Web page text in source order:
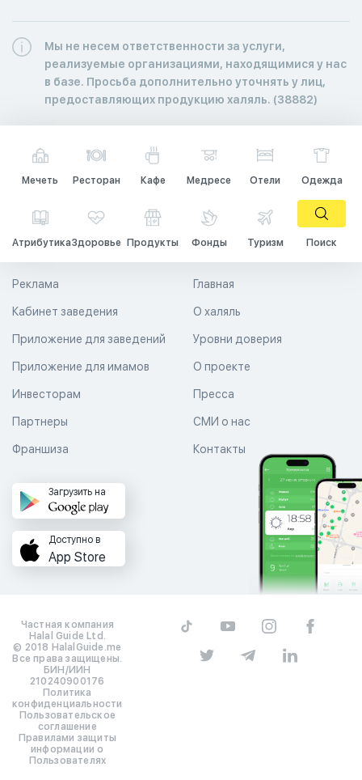
Мы не несем ответственности за услуги,
реализуемые организациями, находящимися у нас
в базе. Просьба дополнительно уточнять у лиц,
предоставляющих продукцию халяль. (38882)
Мечеть Ресторан Кафе Медресе Отели Одежда
АтрибутикаЗдоровье Продукты Фонды Туризм Поиск
Главная
О халяль
Уровни доверия
Реклама
Кабинет заведения
Приложение для заведений
Приложение для имамов О проекте
Пресса
СМИ о нас
Контакты
Инвесторам
Партнеры
Франшиза
Загрузить на
Доступно в
App Store
Частная компания
Halal Guide Ltd.
© 2018 HalalGuide.me
Все права защищены.
БИН/ИИН
210240900176
Политика
конфиденциальности
Пользовательское
соглашение
Правилами защиты
информации о
Пользователях